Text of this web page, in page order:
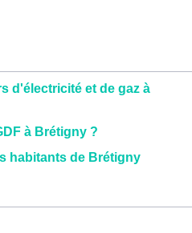
d'électricité et de gaz à
à Brétigny ?
habitants de Brétigny